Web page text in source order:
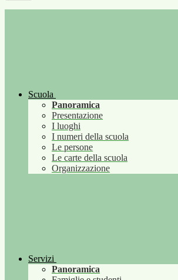
Scuola
Panoramica
Presentazione
I luoghi
I numeri della scuola
Le persone
Le carte della scuola
Organizzazione
Servizi
Panoramica